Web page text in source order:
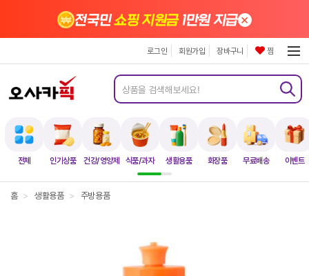
전체 인기상품 건강/영양제 식품/과자 생활용품 화장품 무료배송 이벤트
전국민쇼핑 지원금1만원 지급×
로그인 회원가입 장바구니 찜
홈 > 생활용품 > 주방용품